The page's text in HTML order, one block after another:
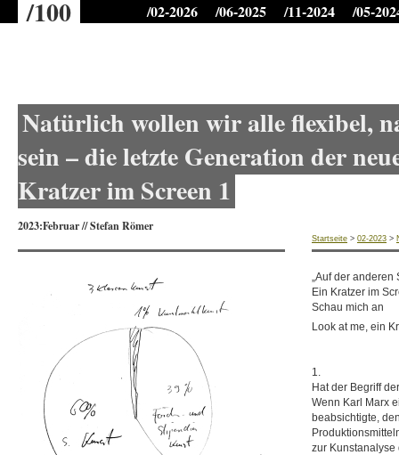
/100 /02-2026 /06-2025 /11-2024 /05-
Natürlich wollen wir alle flexibel,
sein – die letzte Generation der
Kratzer im Screen 1
2023:Februar//Stefan Römer
Startseite > 02-2023 >
„Auf der anderen
Ein Kratzer im
Schau mich an
Look at me, ein
1.
Hat der Begriff
Wenn Karl Marx
beabsichtigte,
zur